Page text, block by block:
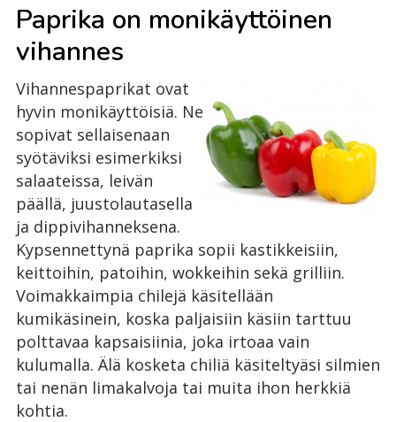
Paprika on monikäyttöinen
vihannes
Vihannespaprikat ovat
hyvin monikäyttöisiä. Ne
sopivat sellaisenaan
syötäviksi esimerkiksi
salaateissa, leivän
päällä, juustolautasella
ja dippivihanneksena.
Kypsennettynä paprika sopii kastikkeisiin,
keittoihin, patoihin, wokkeihin sekä grilliin.
Voimakkaimpia chilejä käsitellään
kumikäsinein, koska paljaisiin käsiin tarttuu
polttavaa kapsaisiinia, joka irtoaa vain
kulumalla. Älä kosketa chiliä käsiteltyäsi silmien
tai nenän limakalvoja tai muita ihon herkkiä
kohtia.